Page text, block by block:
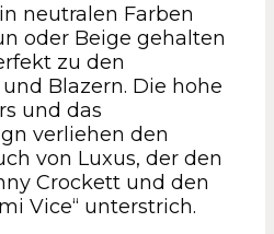
neutralen Farben
oder Beige gehalten
zu den
Blazern. Die hohe
und das
verliehen den
von Luxus, der den
Crockett und den
Vice“ unterstrich.